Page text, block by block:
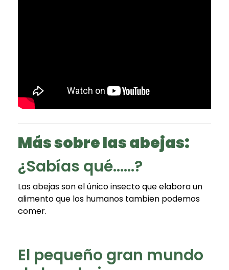
Más sobre las abejas:
¿Sabías qué......?
Las abejas son el único insecto que elabora un
alimento que los humanos tambien podemos
comer.
El pequeño gran mundo